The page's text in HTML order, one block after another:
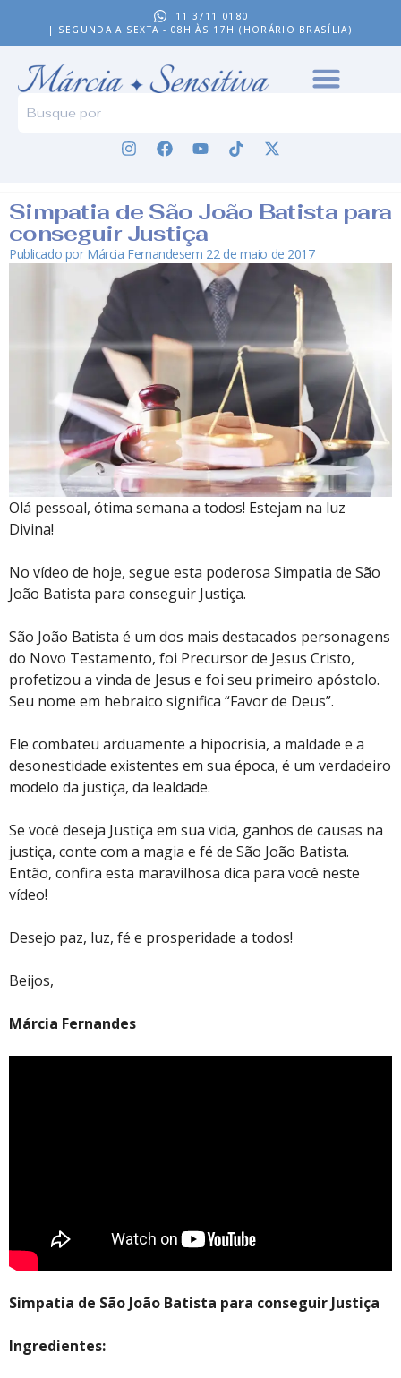
11 3711 0180
| SEGUNDA A SEXTA - 08H ÀS 17H (HORÁRIO BRASÍLIA)
Simpatia de São João Batista para
conseguir Justiça
Publicado porMárcia Fernandesem 22 de maio de 2017
Olá pessoal, ótima semana a todos! Estejam na luz
Divina!
No vídeo de hoje, segue esta poderosa Simpatia de São
João Batista para conseguir Justiça.
São João Batista é um dos mais destacados personagens
do Novo Testamento, foi Precursor de Jesus Cristo,
profetizou a vinda de Jesus e foi seu primeiro apóstolo.
Seu nome em hebraico significa “Favor de Deus”.
Ele combateu arduamente a hipocrisia, a maldade e a
desonestidade existentes em sua época, é um verdadeiro
modelo da justiça, da lealdade.
Se você deseja Justiça em sua vida, ganhos de causas na
justiça, conte com a magia e fé de São João Batista.
Então, confira esta maravilhosa dica para você neste
vídeo!
Desejo paz, luz, fé e prosperidade a todos!
Beijos,
Márcia Fernandes
Simpatia de São João Batista para conseguir Justiça
Ingredientes: